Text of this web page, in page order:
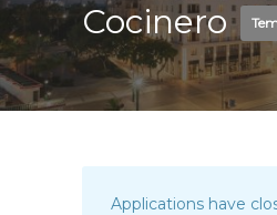
Cocinero
Applications have